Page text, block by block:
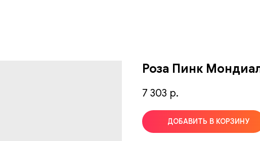
Роза Пинк
7 303 р.
ДОБАВИТЬ В КОРЗИНУ